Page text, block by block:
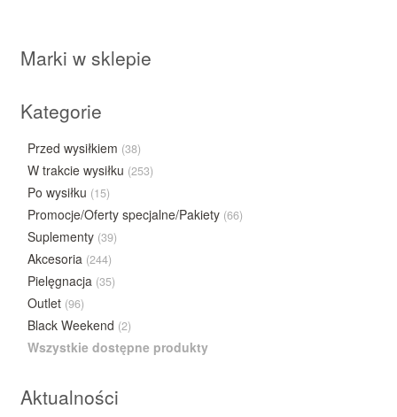
Marki w sklepie
Kategorie
Przed wysiłkiem (38)
W trakcie wysiłku (253)
Po wysiłku (15)
Promocje/Oferty specjalne/Pakiety (66)
Suplementy (39)
Akcesoria (244)
Pielęgnacja (35)
Outlet (96)
Black Weekend (2)
Wszystkie dostępne produkty
Aktualności